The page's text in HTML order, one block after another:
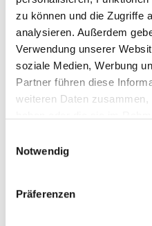
zu können und die Zugriffe
analysieren. Außerdem
Verwendung unserer
soziale Medien, Werbung
Partner führen diese
weiteren Daten
Notwendig
Präferenzen